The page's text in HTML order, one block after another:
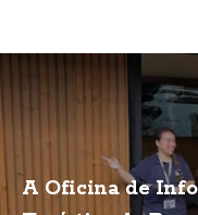
A Oficina de